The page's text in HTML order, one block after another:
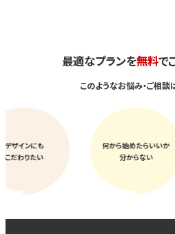
最適なプランを無料で
このようなお悩み・ご相談
何から始めたらいいか
し